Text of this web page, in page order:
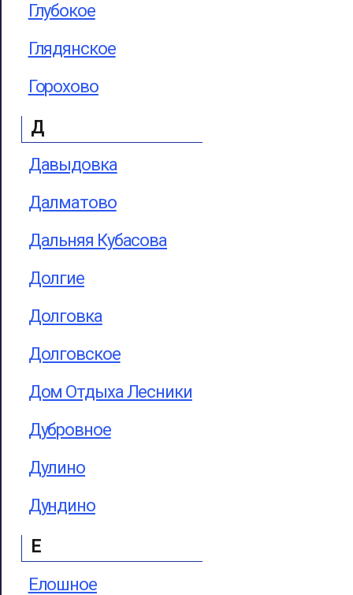
Глубокое
Глядянское
Горохово
Д
Давыдовка
Далматово
Дальняя Кубасова
Долгие
Долговка
Долговское
Дом Отдыха Лесники
Дубровное
Дулино
Дундино
Е
Елошное